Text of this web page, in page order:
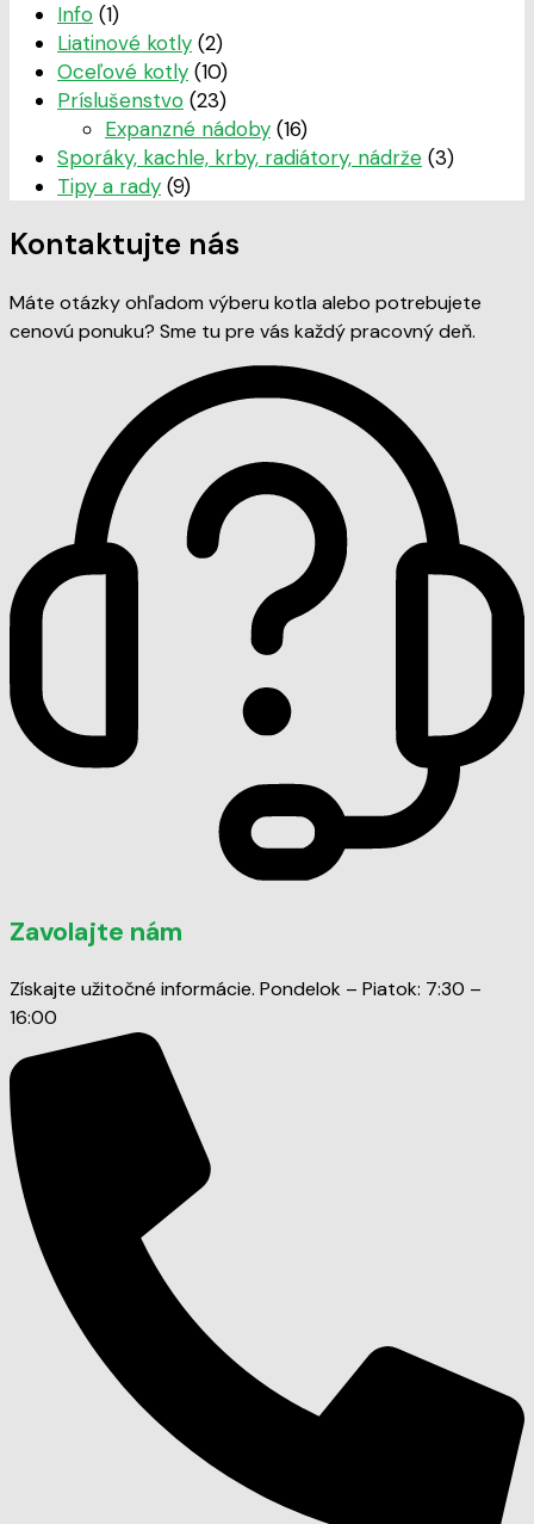
Info (1)
Liatinové kotly (2)
Oceľové kotly (10)
Príslušenstvo (23)
Expanzné nádoby (16)
Sporáky, kachle, krby, radiátory, nádrže (3)
Tipy a rady (9)
Kontaktujte nás
Máte otázky ohľadom výberu kotla alebo potrebujete
cenovú ponuku? Sme tu pre vás každý pracovný deň.
Zavolajte nám
Získajte užitočné informácie. Pondelok – Piatok: 7:30 –
16:00